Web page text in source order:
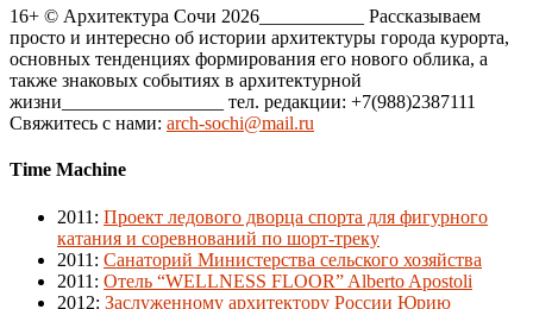
16+ © Архитектура Сочи 2026___________ Рассказываем
просто и интересно об истории архитектуры города курорта,
основных тенденциях формирования его нового облика, а
также знаковых событиях в архитектурной
жизни_________________ тел. редакции: +7(988)2387111
Свяжитесь с нами: arch-sochi@mail.ru
Time Machine
2011 : Проект ледового дворца спорта для фигурного
катания и соревнований по шорт-треку
2011 : Санаторий Министерства сельского хозяйства
2011 : Отель “WELLNESS FLOOR” Alberto Apostoli
2012: Заслуженному архитектору России Юрию